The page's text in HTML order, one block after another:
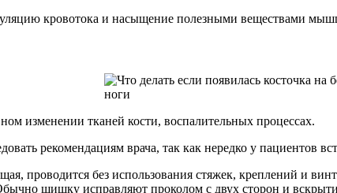
кровотока и насыщение полезными веществами
изменении тканей кости, воспалительных процессах.
рекомендациям врача, так как нередко у пациентов
проводится без использования стяжек, креплений и
шишку исправляют проколом с двух сторон и